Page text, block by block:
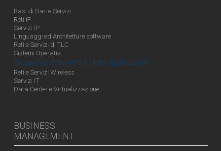
Basi di Dati e Servizi
Reti IP
Servizi IP
Linguaggi ed Architetture software
Reti e Servizi di TLC
Sistemi Operativi
Sicurezza delle Reti e delle Applicazioni
Reti e Servizi Wireless
Servizi IT
Data Center e Virtualizzazione
BUSINESS
MANAGEMENT